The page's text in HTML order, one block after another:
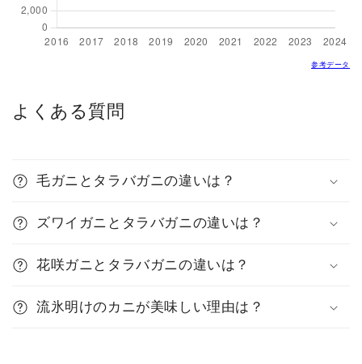
参考データ
よくある質問
毛ガニとタラバガニの違いは？
ズワイガニとタラバガニの違いは？
花咲ガニとタラバガニの違いは？
流氷明けのカニが美味しい理由は？